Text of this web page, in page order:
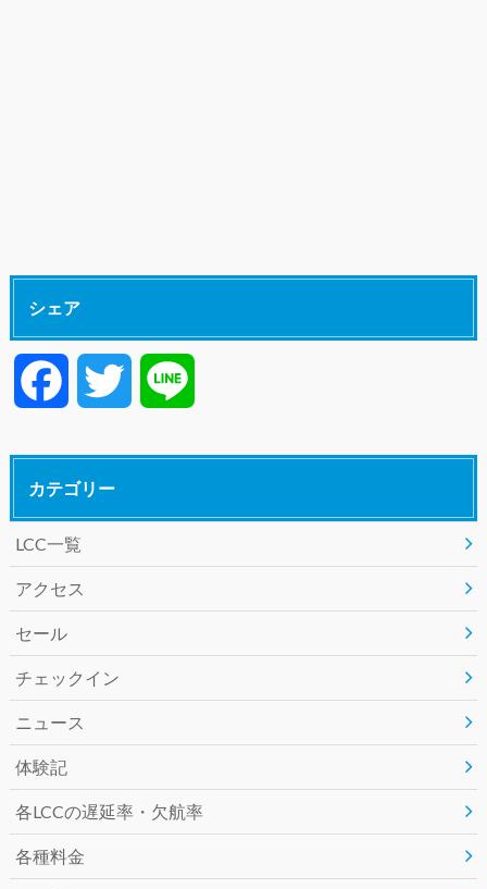
シェア
c
e
b
o
o
e
r
カテゴリー
LCC一覧
アクセス
セール
チェックイン
ニュース
体験記
各LCCの遅延率・欠航率
各種料金